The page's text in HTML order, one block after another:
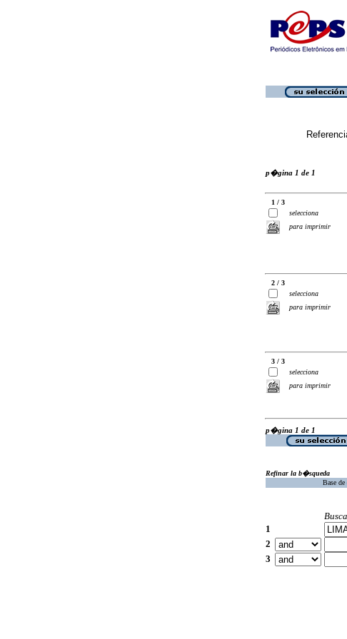
p�gina 1 de 1
1 / 3
selecciona
para imprimir
2 / 3
selecciona
para imprimir
3 / 3
selecciona
para imprimir
p�gina 1 de 1
Refinar la b�squeda
Base de
1
2
3